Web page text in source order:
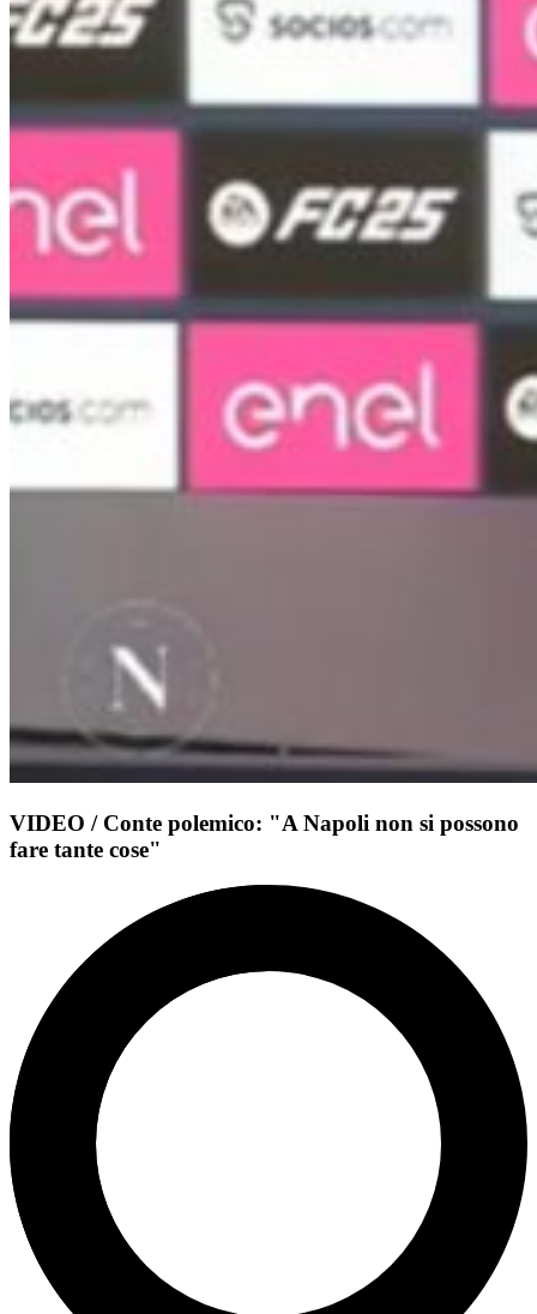
VIDEO / Conte polemico: "A Napoli non si possono
fare tante cose"